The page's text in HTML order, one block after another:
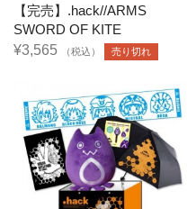
【完売】.hack//ARMS
SWORD OF KITE
¥3,565
（税込） 売り切れ